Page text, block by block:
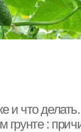
и что
грунте :